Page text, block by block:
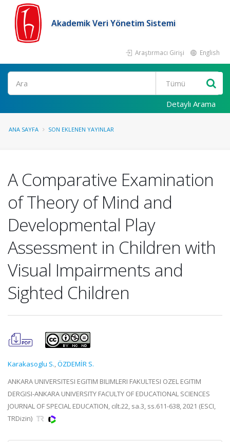
Akademik Veri Yönetim Sistemi
Araştırmacı Girişi English
Ara
Detaylı Arama
ANA SAYFA SON EKLENEN YAYINLAR
A Comparative Examination
of Theory of Mind and
Developmental Play
Assessment in Children with
Visual Impairments and
Sighted Children
Karakasoglu S.,ÖZDEMİR S.
ANKARA UNIVERSITESI EGITIM BILIMLERI FAKULTESI OZEL EGITIM
DERGISI-ANKARA UNIVERSITY FACULTY OF EDUCATIONAL SCIENCES
JOURNAL OF SPECIAL EDUCATION, cilt.22, sa.3, ss.611-638, 2021 (ESCI,
TRDizin)